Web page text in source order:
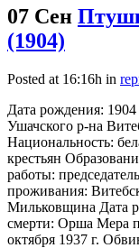
07 Сен
(1904)
Posted at 16:16h in
Дата рождения:
Ушачского р-на
Национальность:
крестьян
работы:
проживания:
Мильковщина Дата
смерти: Орша Мера
октября 1937 г.